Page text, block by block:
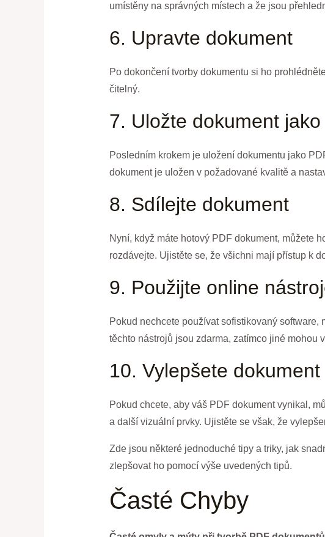
umístěny na správných místech a že jsou
6. Upravte dokument
Po dokončení tvorby dokumentu si ho
čitelný.
7. Uložte dokument jako
Posledním krokem je uložení dokumentu jako
dokument je uložen v požadované kvalitě a
8. Sdílejte dokument
Nyní, když máte hotový PDF dokument, můžete
rozdávejte. Ujistěte se, že všichni mají přístup k
9. Použijte online
Pokud nechcete používat sofistikovaný
těchto nástrojů jsou zdarma, zatímco jiné mohou
10. Vylepšete dokument
Pokud chcete, aby váš PDF dokument vynikal,
a další vizuální prvky. Ujistěte se však, že
Zde jsou některé jednoduché tipy a triky, jak
zlepšovat ho pomocí výše uvedených tipů.
Časté Chyby